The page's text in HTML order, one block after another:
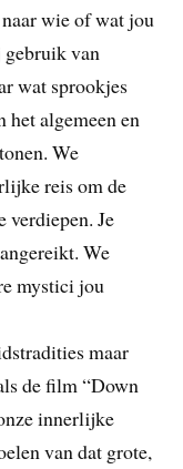
wie of wat jou
van
wat sprookjes
het algemeen en
We
reis om de
verdiepen. Je
We
mystici jou
maar
de film “Down
innerlijke
van dat grote,